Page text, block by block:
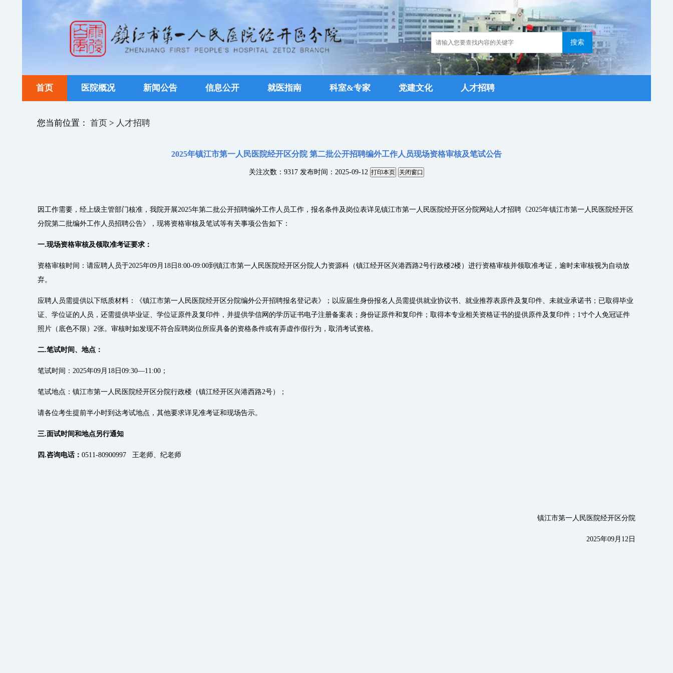
首页 医院概况 新闻公告 信息公开 就医指南 科室&专家 党建文化 人才招聘
您当前位置： 首页 > 人才招聘
2025年镇江市第一人民医院经开区分院 第二批公开招聘编外工作人员现场资格审核及笔试公告
关注次数：9317 发布时间：2025-09-12
因工作需要，经上级主管部门核准，我院开展2025年第二批公开招聘编外工作人员工作，报名条件及岗位表详见镇江市第一人民医院经开区分院网站人才招聘《2025年镇江市第一人民医院经开区
分院第二批编外工作人员招聘公告》，现将资格审核及笔试等有关事项公告如下：
一.现场资格审核及领取准考证要求：
资格审核时间：请应聘人员于2025年09月18日8:00-09:00到镇江市第一人民医院经开区分院人力资源科（镇江经开区兴港西路2号行政楼2楼）进行资格审核并领取准考证，逾时未审核视为自动放
弃。
应聘人员需提供以下纸质材料：《镇江市第一人民医院经开区分院编外公开招聘报名登记表》；以应届生身份报名人员需提供就业协议书、就业推荐表原件及复印件、未就业承诺书；已取得毕业
证、学位证的人员，还需提供毕业证、学位证原件及复印件，并提供学信网的学历证书电子注册备案表；身份证原件和复印件；取得本专业相关资格证书的提供原件及复印件；1寸个人免冠证件
照片（底色不限）2张。审核时如发现不符合应聘岗位所应具备的资格条件或有弄虚作假行为，取消考试资格。
二.笔试时间、地点：
笔试时间：2025年09月18日09:30—11:00；
笔试地点：镇江市第一人民医院经开区分院行政楼（镇江经开区兴港西路2号）；
请各位考生提前半小时到达考试地点，其他要求详见准考证和现场告示。
三.面试时间和地点另行通知
四.咨询电话： 0511-80900997 王老师、纪老师
镇江市第一人民医院经开区分院
2025年09月12日